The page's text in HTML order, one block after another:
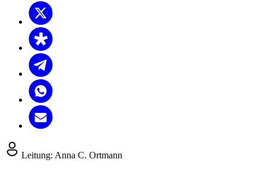
Leitung: Anna C. Ortmann